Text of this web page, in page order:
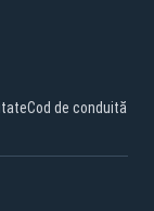
Cod de conduită